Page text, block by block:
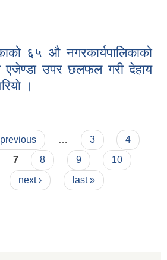
६५ औ नगरकार्यपालिकाकाे
उपर छलफल गरी देहाय
।
।
previous … 3
4
7 8 9
10
next › last »